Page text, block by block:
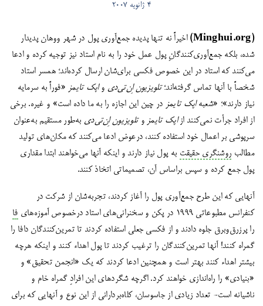
4 ژانویه 2007
(Minghui.org)
اخیراً نه تنها پدیده جمع‌آوری پول در شهر ووهان پدیدار
شده، بلکه جمع‌آوری‌کنندگانِ پول عمل خود را به نام استاد نیز توجیه کرده و ادعا
می‌کنند که استاد در این خصوص فکسی برای‌شان ارسال کرده‌اند؛ همسر استاد
شخصاً با آنها تماس گرفته‌اند؛تلویزیون اِن‌تی‌دی واپک تایمز «فوراً به سرمایه
نیاز دارند»؛ «شعبهاپک تایمز در چین این اجازه را به ما داده است» و غیره. برخی
از افراد جرأت نمی‌کنند ازاپک تایمز وتلویزیون اِن‌تی‌دی به‌طور مستقیم به‌عنوان
سرپوشی بر اعمال خود استفاده کنند، درعوض ادعا می‌کنند که مکان‌های تولید
مطالب روشنگری حقیقت به پول نیاز دارند و اینکه آنها می‌خواهند ابتدا مقداری
پول جمع کرده و سپس براساس آن، تصمیماتی اتخاذ کنند.
آنهایی که این طرح جمع‌آوری پول را آغاز کردند، تجربه‌شان از شرکت در
کنفرانس مطبوعاتی 1999 در پکن و سخنرانی‌های استاد درخصوص آموزه‌های
فا
را پرزرق‌وبرق جلوه دادند و از فکسی جعلی استفاده کردند تا تمرین‌کنندگان دافا را
گمراه کنند! آنها تمرین‌کنندگان را ترغیب کردند تا پول اهداء کنند و اینکه هرچه
بیشتر اهداء کنند بهتر است و همچنین ادعا کردند کهیک «انجمن تحقیق» و
«بنیادی» را راه‌اندازی خواهند کرد. اگرچه شگردهای این افرادِ گمراه‌ خام و
ناشیانه است- تعداد زیادی از جاسوسان، کلاه‌بردارانی از این نوع و آنهایی که برای